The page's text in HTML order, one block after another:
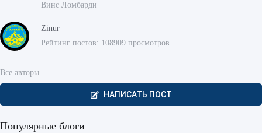
Винс Ломбарди
Zinur
Рейтинг постов: 108909 просмотров
Все авторы
НАПИСАТЬ ПОСТ
Популярные блоги